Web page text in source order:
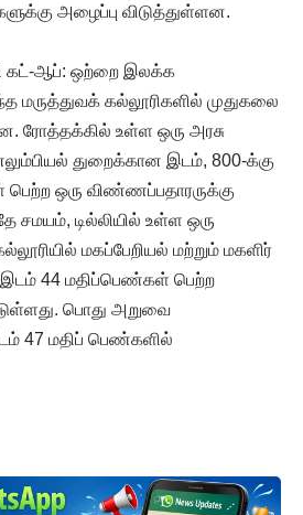
அழைப்பு விடுத்துள்ளன.
கட்-ஆப்: ஒற்றை இலக்க
மருத்துவக் கல்லூரிகளில் முதுகலை
ரோத்தக்கில் உள்ள ஒரு அரசு
துறைக்கான இடம், 800-க்கு
ஒரு விண்ணப்பதாரருக்கு
சமயம், டில்லியில் உள்ள ஒரு
மகப்பேறியல் மற்றும் மகளிர்
இடம் 44 மதிப்பெண்கள் பெற்ற
பொது அறுவை
47 மதிப் பெண்களில்